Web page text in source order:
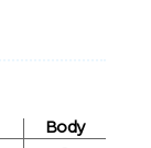
Body